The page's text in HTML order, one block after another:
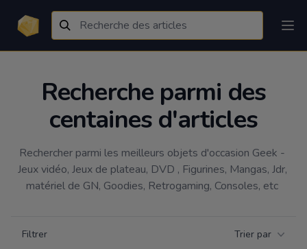
Recherche parmi des
centaines d'articles
Rechercher parmi les meilleurs objets d'occasion Geek -
Jeux vidéo, Jeux de plateau, DVD , Figurines, Mangas, Jdr,
matériel de GN, Goodies, Retrogaming, Consoles, etc
Filtrer Trier par